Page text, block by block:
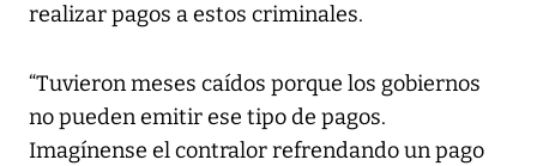
realizar pagos a estos criminales.
“Tuvieron meses caídos porque los gobiernos
no pueden emitir ese tipo de pagos.
Imagínense el contralor refrendando un pago